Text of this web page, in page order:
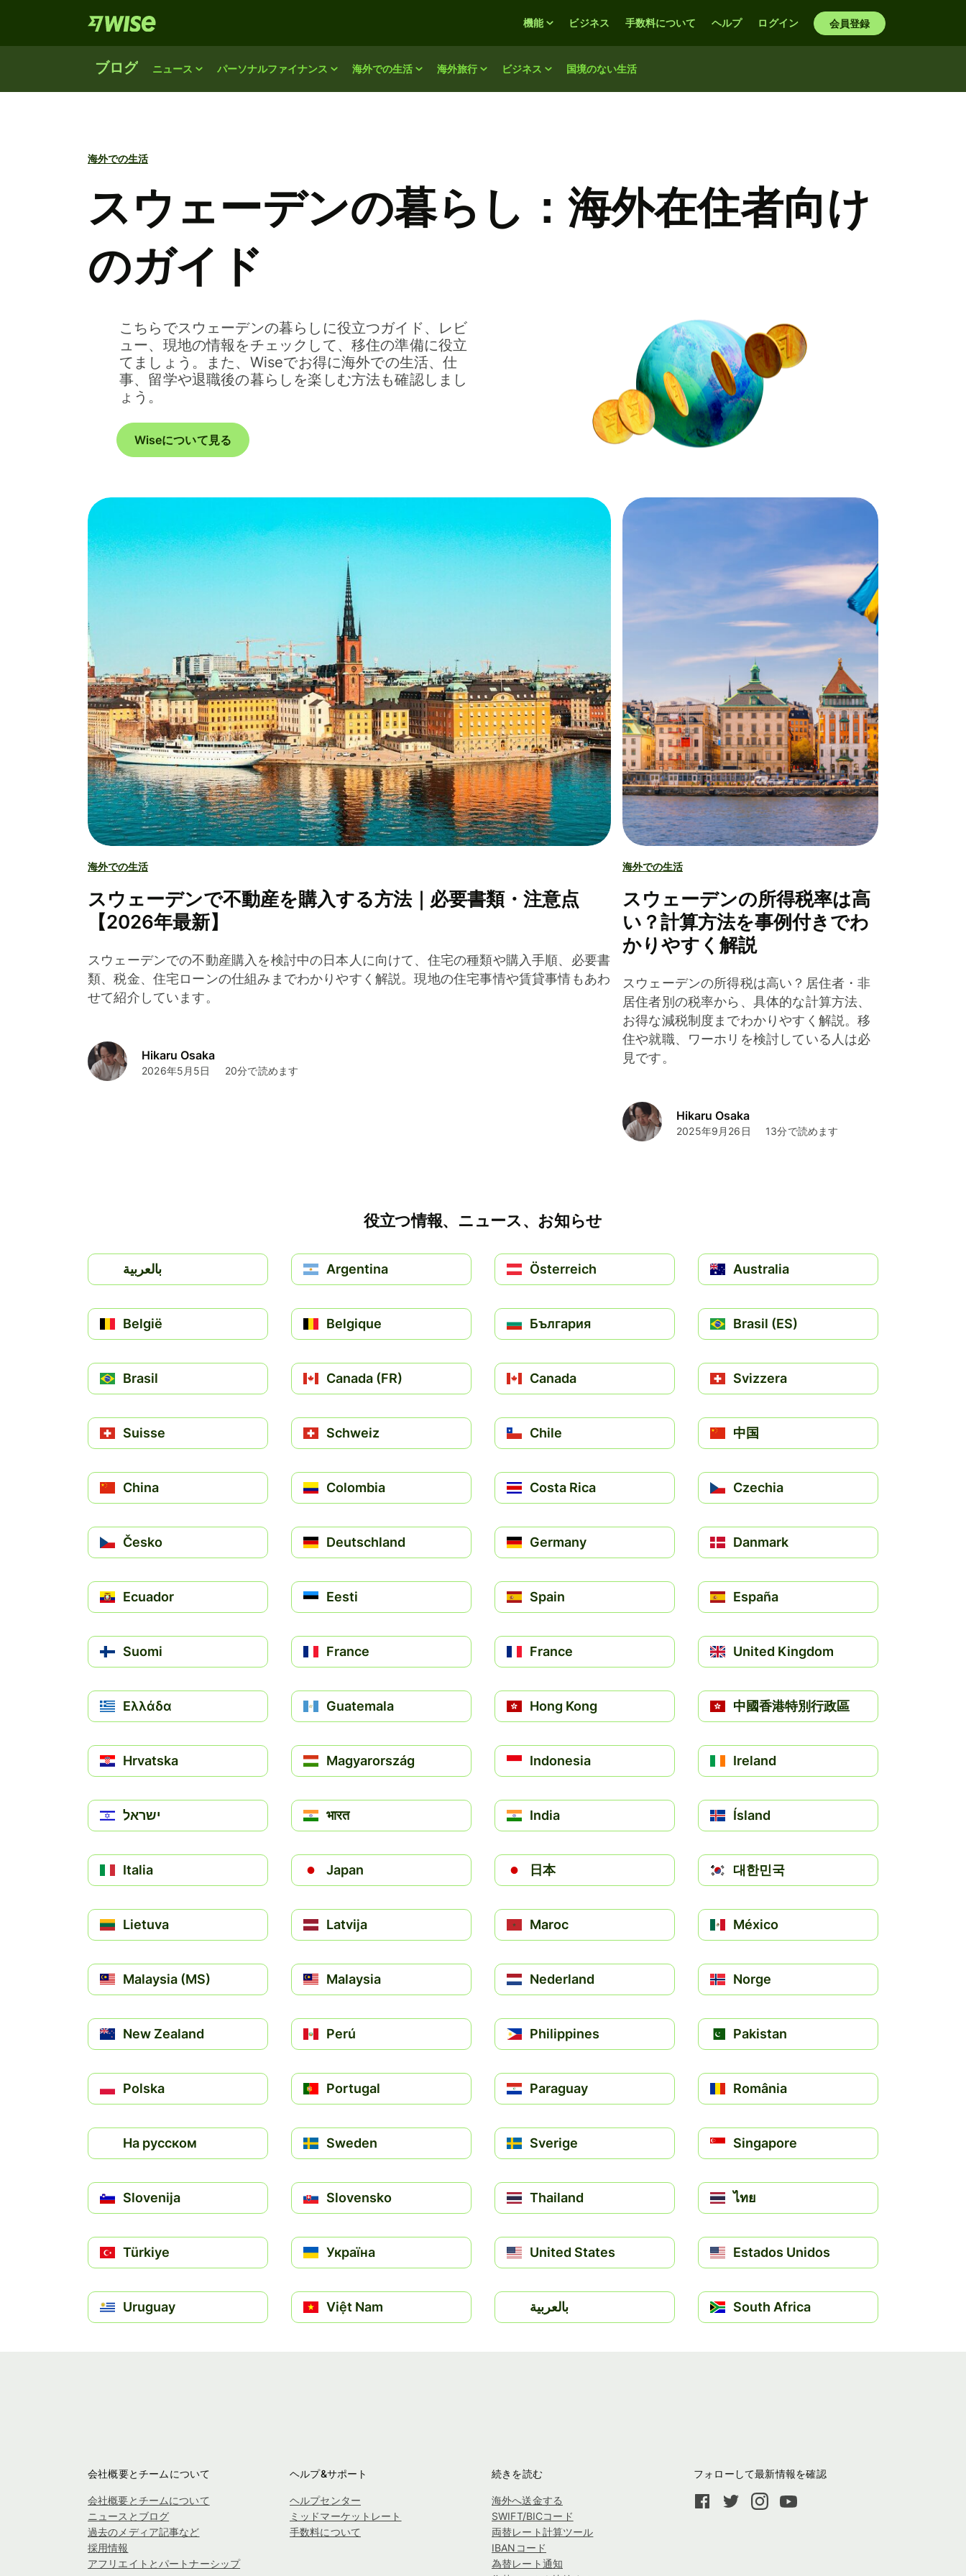
ブログ ニュース パーソナルファイナンス 海外での生活 海外旅行 ビジネス 国境のない生活
機能 ビジネス 手数料について ヘルプ ログイン 会員登録
海外での生活
スウェーデンの暮らし：海外在住者向け
のガイド
こちらでスウェーデンの暮らしに役立つガイド、レビ
ュー、現地の情報をチェックして、移住の準備に役立
てましょう。また、Wiseでお得に海外での生活、仕
事、留学や退職後の暮らしを楽しむ方法も確認しまし
ょう。
Wiseについて見る
海外での生活
スウェーデンで不動産を購入する方法｜必要書類・注意点
【2026年最新】
スウェーデンでの不動産購入を検討中の日本人に向けて、住宅の種類や購入手順、必要書
類、税金、住宅ローンの仕組みまでわかりやすく解説。現地の住宅事情や賃貸事情もあわ
せて紹介しています。
Hikaru Osaka
2026年5月5日 20分で読めます
海外での生活
スウェーデンの所得税率は高
い？計算方法を事例付きでわ
かりやすく解説
スウェーデンの所得税は高い？居住者・非
居住者別の税率から、具体的な計算方法、
お得な減税制度までわかりやすく解説。移
住や就職、ワーホリを検討している人は必
見です。
Hikaru Osaka
2025年9月26日 13分で読めます
役立つ情報、ニュース、お知らせ
بالعربية Argentina Österreich Australia
België Belgique България Brasil (ES)
Brasil Canada (FR) Canada Svizzera
Suisse Schweiz Chile 中国
China Colombia Costa Rica Czechia
Česko Deutschland Germany Danmark
Ecuador Eesti Spain España
Suomi France France United Kingdom
Ελλάδα Guatemala Hong Kong 中國香港特別行政區
Hrvatska Magyarország Indonesia Ireland
ישראל भारत India Ísland
Italia Japan 日本 대한민국
Lietuva Latvija Maroc México
Malaysia (MS) Malaysia Nederland Norge
New Zealand Perú Philippines Pakistan
Polska Portugal Paraguay România
На русском Sweden Sverige Singapore
Slovenija Slovensko Thailand ไทย
Türkiye Україна United States Estados Unidos
Uruguay Việt Nam بالعربية South Africa
会社概要とチームについて
会社概要とチームについて
ニュースとブログ
過去のメディア記事など
採用情報
アフリエイトとパートナーシップ
ヘルプ&サポート
ヘルプセンター
ミッドマーケットレート
手数料について
続きを読む
海外へ送金する
SWIFT/BICコード
両替レート計算ツール
IBANコード
為替レート通知
フォローして最新情報を確認